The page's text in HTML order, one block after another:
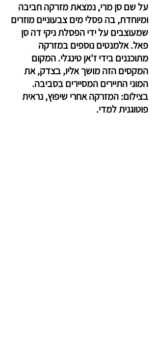
על שם סן מרי, נמצאת מזרקה חביבה
ומיוחדת, בה פסלי מים צבעוניים מוזרים
שמעוצבים על ידי הפסלת ניקי דה סן
פאל. אלמנטים נוספים במזרקה
מתוכננים בידי ז'אן טינגלי. המקום
המקסים הזה מושך אליו, בצדק, את
המוני התיירים המסיירים בסביבה.
בצילום: המזרקה אחרי שיפוץ, נראית
פוטוגנית למדי.